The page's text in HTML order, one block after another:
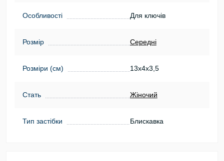
Особливості Для ключів
Розмір Середні
Розміри (см) 13х4х3,5
Стать Жіночий
Тип застібки Блискавка